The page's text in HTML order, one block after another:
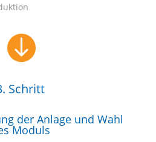

Schritt
der Anlage und Wahl
Moduls